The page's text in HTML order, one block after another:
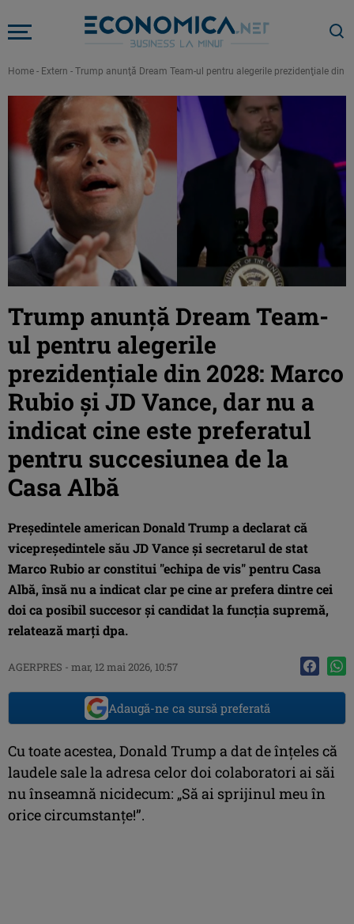
Home - Extern - Trump anunţă Dream Team-ul pentru alegerile prezidenţiale din
Trump anunţă Dream Team-
ul pentru alegerile
prezidenţiale din 2028: Marco
Rubio şi JD Vance, dar nu a
indicat cine este preferatul
pentru succesiunea de la
Casa Albă
Preşedintele american Donald Trump a declarat că
vicepreşedintele său JD Vance şi secretarul de stat
Marco Rubio ar constitui "echipa de vis" pentru Casa
Albă, însă nu a indicat clar pe cine ar prefera dintre cei
doi ca posibil succesor şi candidat la funcţia supremă,
relatează marţi dpa.
AGERPRES - mar, 12 mai 2026, 10:57
Adaugă-ne ca sursă preferată
Cu toate acestea, Donald Trump a dat de înţeles că
laudele sale la adresa celor doi colaboratori ai săi
nu înseamnă nicidecum: „Să ai sprijinul meu în
orice circumstanţe!”.